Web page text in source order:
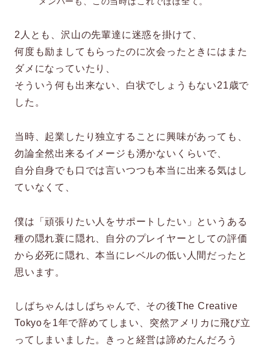
2人とも、沢山の先輩達に迷惑を掛けて、
何度も励ましてもらったのに次会ったときにはまた
ダメになっていたり、
そういう何も出来ない、白状でしょうもない21歳で
した。
当時、起業したり独立することに興味があっても、
勿論全然出来るイメージも湧かないくらいで、
自分自身でも口では言いつつも本当に出来る気はし
ていなくて、
僕は「頑張りたい人をサポートしたい」というある
種の隠れ蓑に隠れ、自分のプレイヤーとしての評価
から必死に隠れ、本当にレベルの低い人間だったと
思います。
しばちゃんはしばちゃんで、その後The Creative
Tokyoを1年で辞めてしまい、突然アメリカに飛び立
ってしまいました。きっと経営は諦めたんだろう